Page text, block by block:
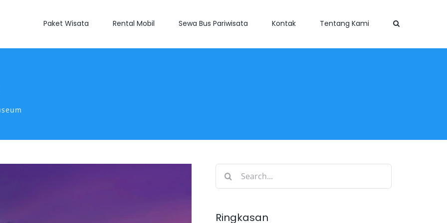
Paket Wisata Rental Mobil Sewa Bus Pariwisata Kontak Tentang Kami
Search
Ringkasan